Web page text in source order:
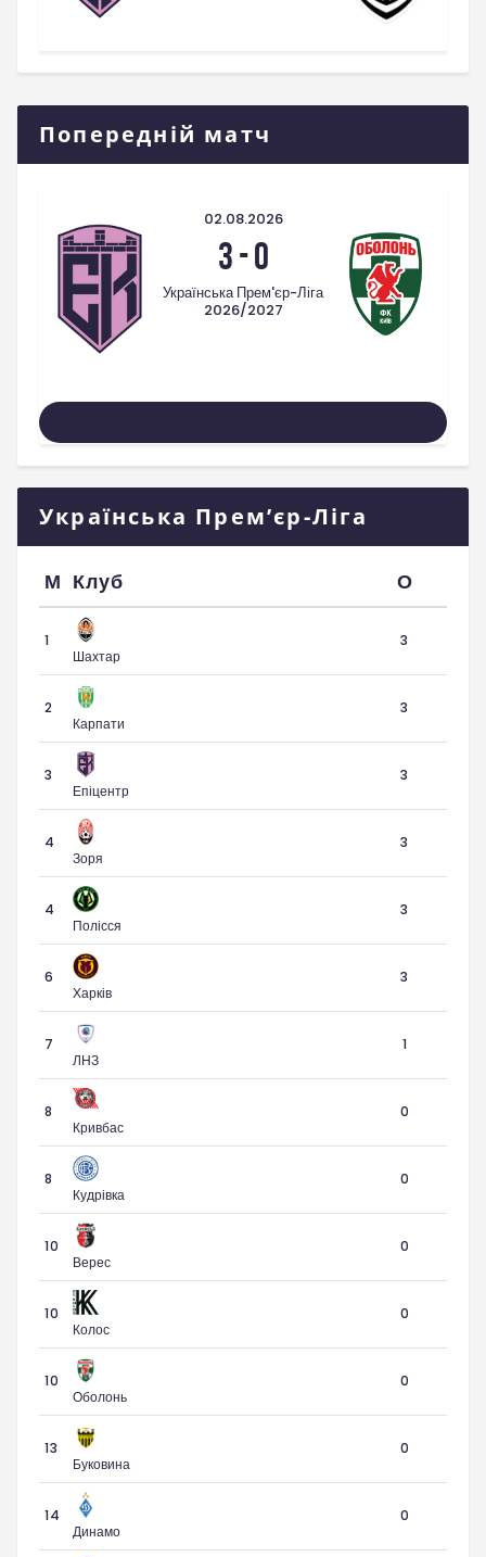
Попередній матч
02.08.2026
3-0
Українська Прем'єр-Ліга
2026/2027
Українська Прем’єр-Ліга
М Клуб О
1
Шахтар
3
2
Карпати
3
3
Епіцентр
3
4
Зоря
3
4
Полісся
3
6
Харків
3
7
ЛНЗ
1
8
Кривбас
0
8
Кудрівка
0
10
Верес
0
10
Колос
0
10
Оболонь
0
13
Буковина
0
14
Динамо
0